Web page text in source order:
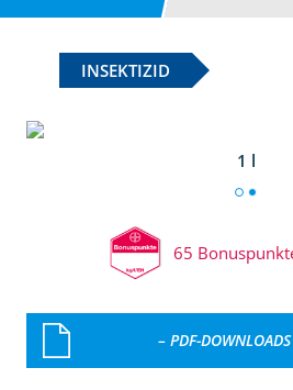
INSEKTIZID
1 l
65
– PDF-